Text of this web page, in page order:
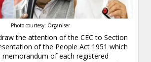
Photo courtesy: Organiser
the attention of the CEC to Section
of the People Act 1951 which
of each registered